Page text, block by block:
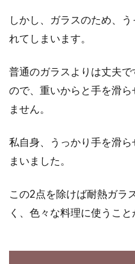
しかし、ガラスのため、
れてしまいます。
普通のガラスよりは丈夫
ので、重いからと手を滑
ません。
私自身、うっかり手を滑
まいました。
この2点を除けば耐熱ガラ
く、色々な料理に使うこと